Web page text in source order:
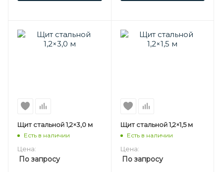
Щит стальной 1,2×3,0 м
Есть в наличии
Цена:
По запросу
Щит стальной 1,2×1,5 м
Есть в наличии
Цена:
По запросу